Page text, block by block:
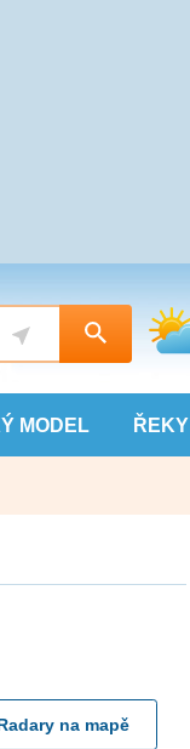
MODEL ŘEKY
na mapě